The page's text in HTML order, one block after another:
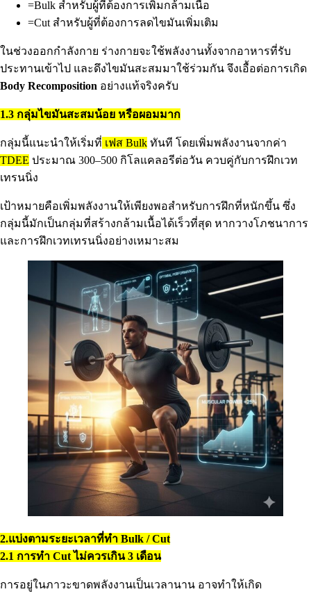
=Bulk สำหรับผู้ที่ต้องการเพิ่มกล้ามเนื้อ
=Cut สำหรับผู้ที่ต้องการลดไขมันเพิ่มเติม
ในช่วงออกกำลังกาย ร่างกายจะใช้พลังงานทั้งจากอาหารที่รับ
ประทานเข้าไป และดึงไขมันสะสมมาใช้ร่วมกัน จึงเอื้อต่อการเกิด
Body Recomposition อย่างแท้จริงครับ
1.3 กลุ่มไขมันสะสมน้อย หรือผอมมาก
กลุ่มนี้แนะนำให้เริ่มที่ เฟส Bulk ทันที โดยเพิ่มพลังงานจากค่า
TDEE ประมาณ 300–500 กิโลแคลอรีต่อวัน ควบคู่กับการฝึกเวท
เทรนนิ่ง
เป้าหมายคือเพิ่มพลังงานให้เพียงพอสำหรับการฝึกที่หนักขึ้น ซึ่ง
กลุ่มนี้มักเป็นกลุ่มที่สร้างกล้ามเนื้อได้เร็วที่สุด หากวางโภชนาการ
และการฝึกเวทเทรนนิ่งอย่างเหมาะสม
2.แบ่งตามระยะเวลาที่ทำ Bulk / Cut
2.1 การทำ Cut ไม่ควรเกิน 3 เดือน
การอยู่ในภาวะขาดพลังงานเป็นเวลานาน อาจทำให้เกิด